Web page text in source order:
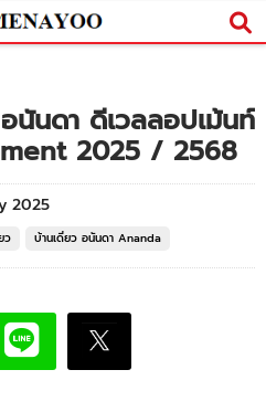
นันดา ดีเวลลอปเม้นท์
2025 / 2568
2025
ว บ้านเดี่ยว อนันดา Ananda